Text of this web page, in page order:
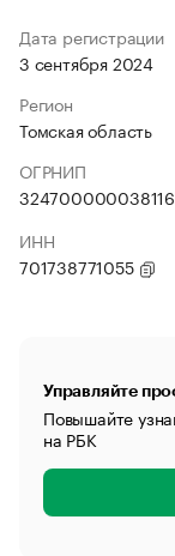
Дата регистрации
3 сентября 2024
Регион
Томская область
ОГРНИП
324700000038116
ИНН
701738771055
Управляйте
Повышайте
на РБК